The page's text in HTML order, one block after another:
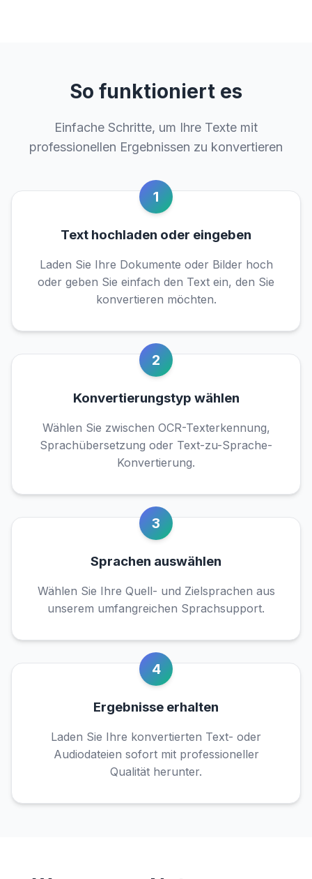
So funktioniert es
Einfache Schritte, um Ihre Texte mit
professionellen Ergebnissen zu konvertieren
1
Text hochladen oder eingeben
Laden Sie Ihre Dokumente oder Bilder hoch
oder geben Sie einfach den Text ein, den Sie
konvertieren möchten.
2
Konvertierungstyp wählen
Wählen Sie zwischen OCR-Texterkennung,
Sprachübersetzung oder Text-zu-Sprache-
Konvertierung.
3
Sprachen auswählen
Wählen Sie Ihre Quell- und Zielsprachen aus
unserem umfangreichen Sprachsupport.
4
Ergebnisse erhalten
Laden Sie Ihre konvertierten Text- oder
Audiodateien sofort mit professioneller
Qualität herunter.